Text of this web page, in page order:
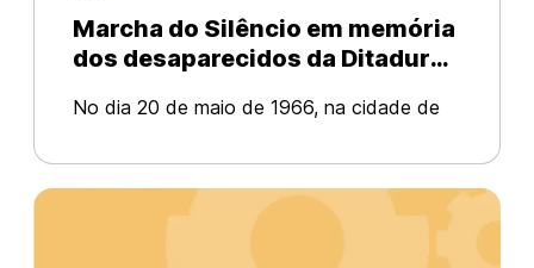
Marcha do Silêncio em memória
dos desaparecidos da Ditadura
No dia 20 de maio de 1966, na cidade de
acontecia a primeira Marcha do Silêncio em
memória dos presos políticos
desaparecidos no período da ditadura